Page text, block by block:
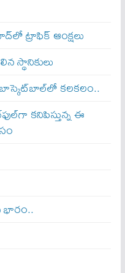
ట్రాఫిక్‌ ఆంక్షలు
స్థానికులు
బాస్కెట్‌బాల్‌లో కలకలం..
కనిపిస్తున్న ఈ
భారం..